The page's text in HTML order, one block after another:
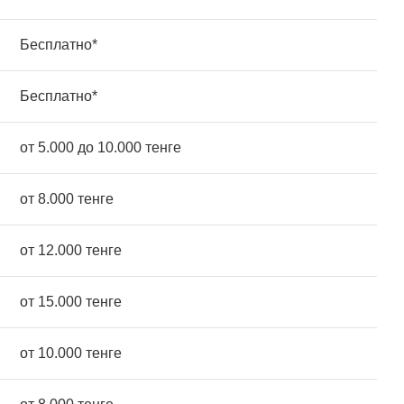
Бесплатно*
Бесплатно*
от 5.000 до 10.000 тенге
от 8.000 тенге
от 12.000 тенге
от 15.000 тенге
от 10.000 тенге